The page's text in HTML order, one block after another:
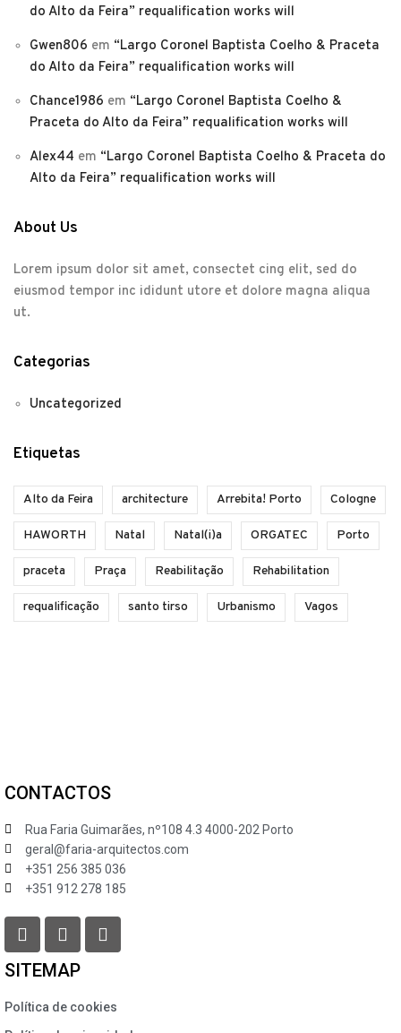
do Alto da Feira” requalification works will
Gwen806 em “Largo Coronel Baptista Coelho & Praceta
do Alto da Feira” requalification works will
Chance1986 em “Largo Coronel Baptista Coelho &
Praceta do Alto da Feira” requalification works will
Alex44 em “Largo Coronel Baptista Coelho & Praceta do
Alto da Feira” requalification works will
About Us
Lorem ipsum dolor sit amet, consectet cing elit, sed do
eiusmod tempor inc ididunt utore et dolore magna aliqua
ut.
Categorias
Uncategorized
Etiquetas
Alto da Feira architecture Arrebita! Porto Cologne
HAWORTH Natal Natal(i)a ORGATEC Porto
praceta Praça Reabilitação Rehabilitation
requalificação santo tirso Urbanismo Vagos
CONTACTOS
Rua Faria Guimarães, nº108 4.3 4000-202 Porto
geral@faria-arquitectos.com
+351 256 385 036
+351 912 278 185
SITEMAP
Política de cookies